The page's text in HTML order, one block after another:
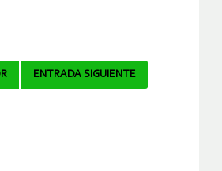
ENTRADA SIGUIENTE